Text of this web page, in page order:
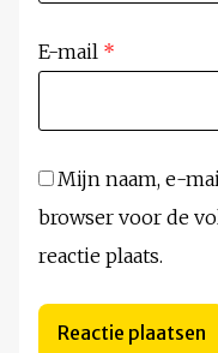
E-mail *
Mijn naam, e-
browser voor de
reactie plaats.